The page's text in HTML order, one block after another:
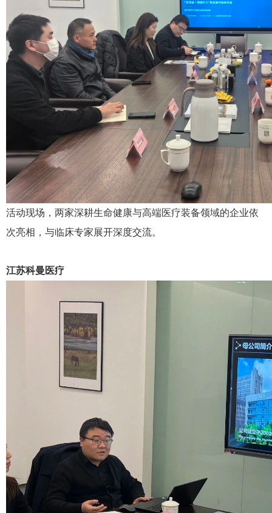
活动现场，两家深耕生命健康与高端医疗装备领域的企业依
次亮相，与临床专家展开深度交流。
江苏科曼医疗